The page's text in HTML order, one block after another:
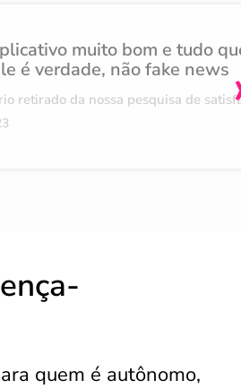
muito bom e tudo
é verdade, não fake news
retirado da nossa pesquisa de
quem é autônomo,